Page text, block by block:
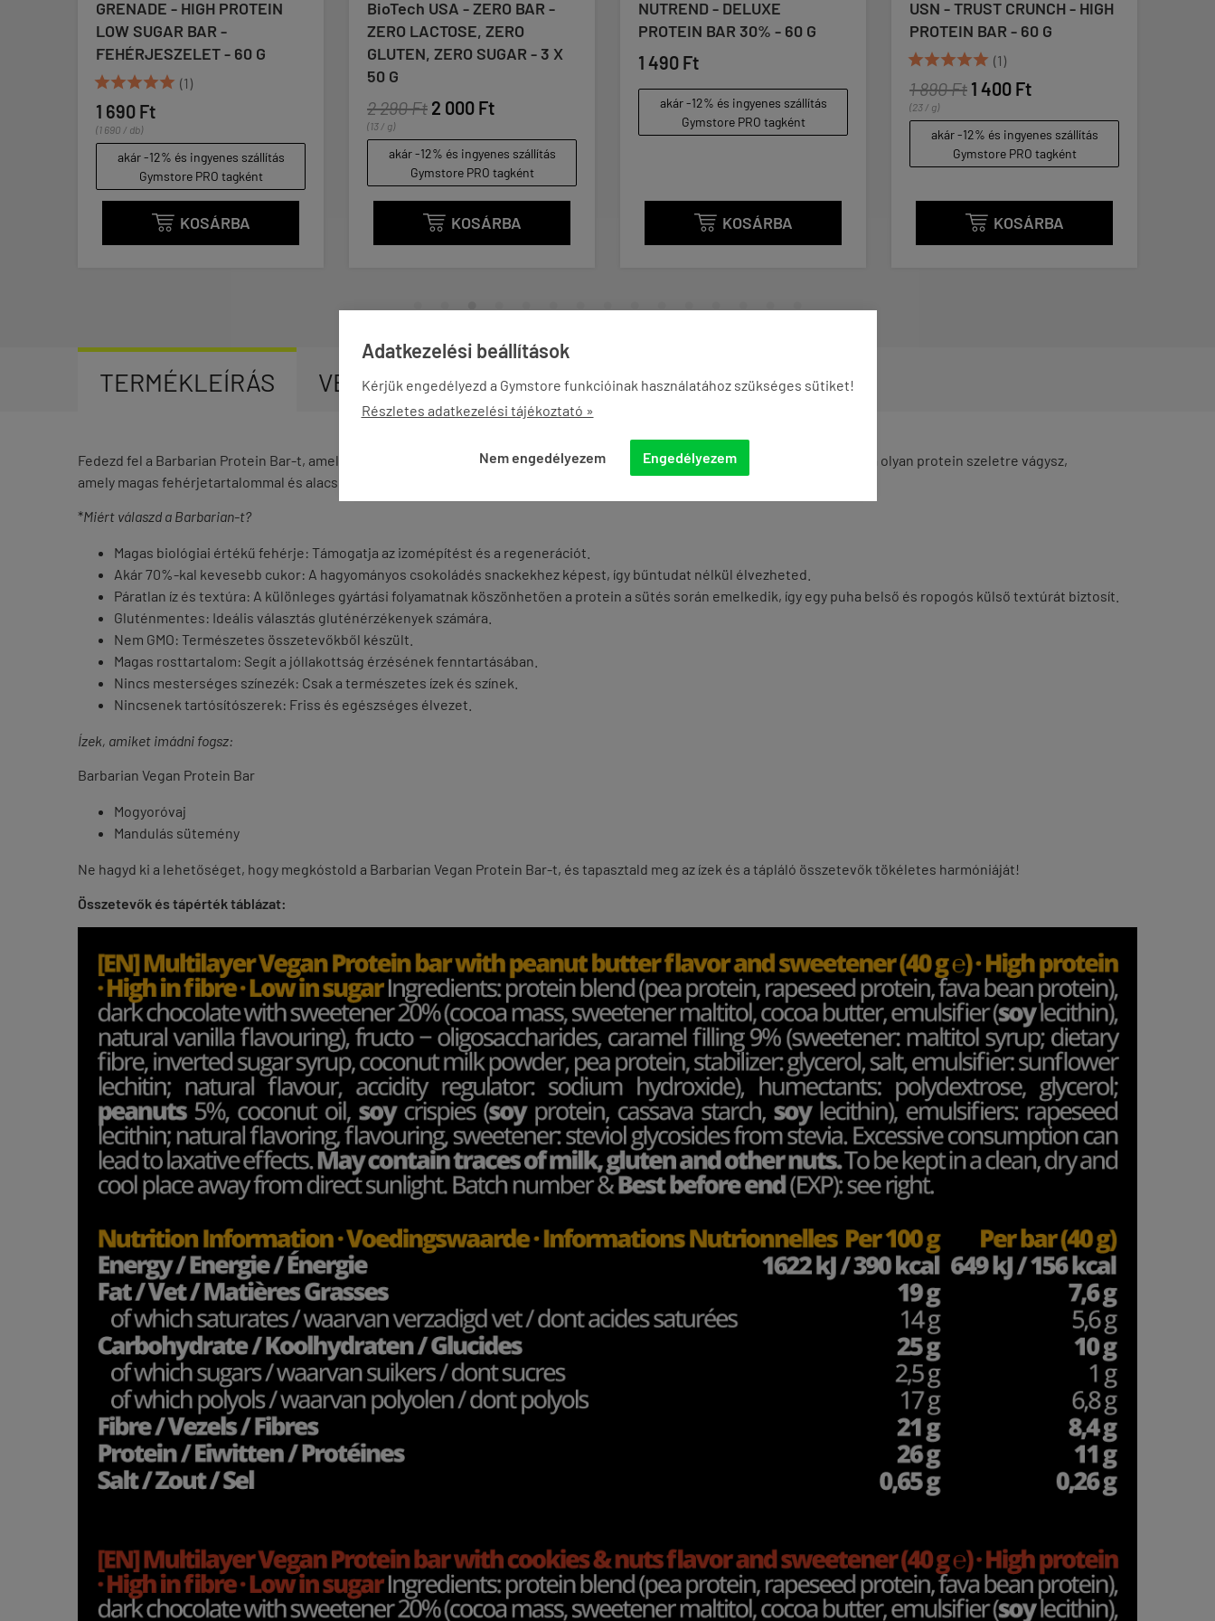
Adatkezelési beállítások
Kérjük engedélyezd a Gymstore funkcióinak használatához szükséges sütiket!
Részletes adatkezelési tájékoztató »
Nem engedélyezem Engedélyezem
BioTech USA - ZERO BAR -
ZERO LACTOSE, ZERO
GLUTEN, ZERO SUGAR - 3 X
50 G
akár -12% és ingyenes szállítás
Gymstore PRO tagként

NUTREND - DELUXE
PROTEIN BAR 30% - 60 G
1 490 Ft
akár -12% és ingyenes szállítás

USN - TRUST CRUNCH - HIGH
PROTEIN BAR - 60 G
1 890 Ft1 400 Ft
(23 / g)
akár -12% és ingyenes szállítás

PHD NUTRITION - SMART
BAR - HIGH PROTEIN LOW
SUGAR BAR - 64 G
1 890 Ft
akár -12% és ingyenes szállítás
Gymstore PRO tagként

TERMÉKLEÍRÁS VÉLEMÉNYEK KÉRDÉSEK
Fedezd fel a Barbarian Protein Bar-t, amely nemcsak ízletes, hanem a legmagasabb minőségi követelményeknek is megfelel! Ha olyan protein szeletre vágysz,
amely magas fehérjetartalommal és alacsony cukortartalommal rendelkezik, akkor a Barbarian a tökéletes választás számodra.
*Miért válaszd a Barbarian-t?
Magas biológiai értékű fehérje: Támogatja az izomépítést és a regenerációt.
Akár 70%-kal kevesebb cukor: A hagyományos csokoládés snackekhez képest, így bűntudat nélkül élvezheted.
Páratlan íz és textúra: A különleges gyártási folyamatnak köszönhetően a protein a sütés során emelkedik, így egy puha belső és ropogós külső textúrát biztosít.
Gluténmentes: Ideális választás gluténérzékenyek számára.
Nem GMO: Természetes összetevőkből készült.
Magas rosttartalom: Segít a jóllakottság érzésének fenntartásában.
Nincs mesterséges színezék: Csak a természetes ízek és színek.
Nincsenek tartósítószerek: Friss és egészséges élvezet.
Ízek, amiket imádni fogsz:
Barbarian Vegan Protein Bar
Mogyoróvaj
Mandulás sütemény
Ne hagyd ki a lehetőséget, hogy megkóstold a Barbarian Vegan Protein Bar-t, és tapasztald meg az ízek és a tápláló összetevők tökéletes harmóniáját!
Összetevők és tápérték táblázat: